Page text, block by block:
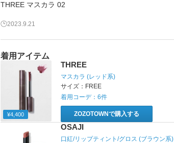
着用アイテム
¥4,400
THREE
マスカラ (レッド系)
サイズ： FREE
着用コーデ： 6件
ZOZOTOWNで購入する
OSAJI
口紅/リップティント/グロス (ブラウン系)
THREE マスカラ 02
2023.9.21